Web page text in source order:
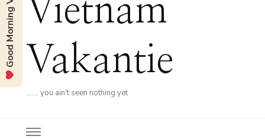
Vietnam
Vakantie
……. you ain't seen nothing yet